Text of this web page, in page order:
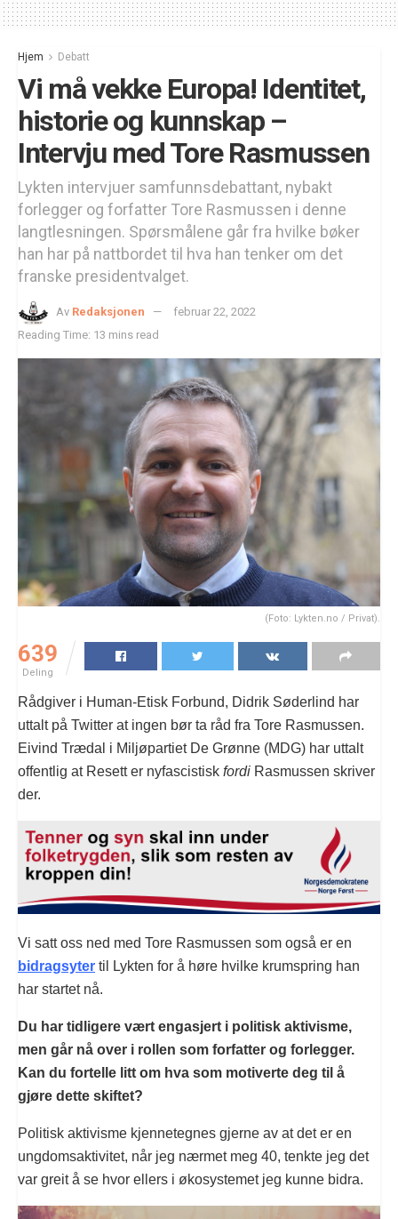
Hjem Debatt
Vi må vekke Europa! Identitet,
historie og kunnskap –
Intervju med Tore Rasmussen
Lykten intervjuer samfunnsdebattant, nybakt
forlegger og forfatter Tore Rasmussen i denne
langtlesningen. Spørsmålene går fra hvilke bøker
han har på nattbordet til hva han tenker om det
franske presidentvalget.
Av Redaksjonen
februar 22, 2022
Reading Time: 13 mins read
(Foto: Lykten.no / Privat).
639
Deling
Rådgiver i Human-Etisk Forbund, Didrik Søderlind har
uttalt på Twitter at ingen bør ta råd fra Tore Rasmussen.
Eivind Trædal i Miljøpartiet De Grønne (MDG) har uttalt
offentlig at Resett er nyfascistisk fordi Rasmussen skriver
der.
Vi satt oss ned med Tore Rasmussen som også er en
bidragsyter til Lykten for å høre hvilke krumspring han
har startet nå.
Du har tidligere vært engasjert i politisk aktivisme,
men går nå over i rollen som forfatter og forlegger.
Kan du fortelle litt om hva som motiverte deg til å
gjøre dette skiftet?
Politisk aktivisme kjennetegnes gjerne av at det er en
ungdomsaktivitet, når jeg nærmet meg 40, tenkte jeg det
var greit å se hvor ellers i økosystemet jeg kunne bidra.